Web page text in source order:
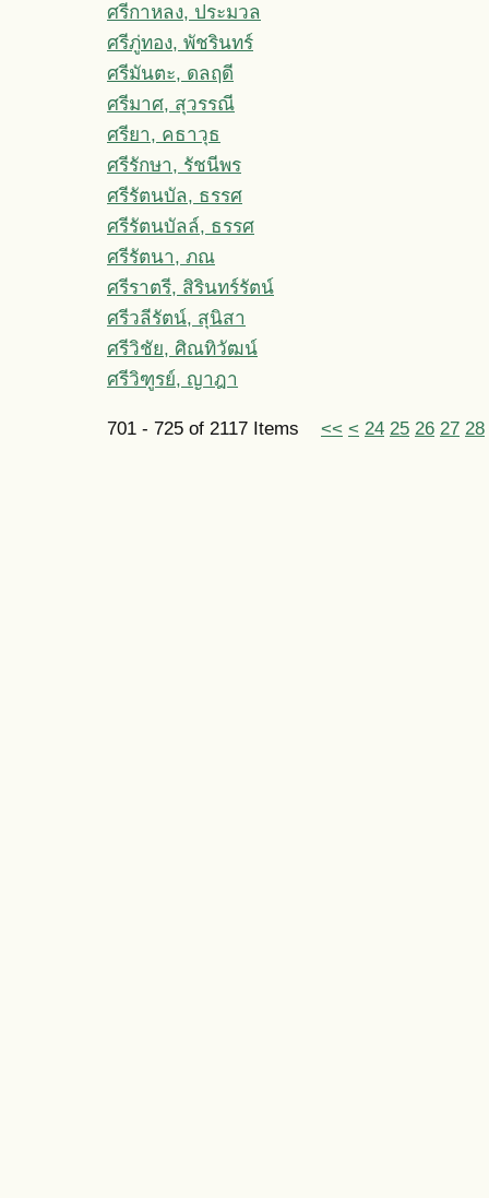
ศรีกาหลง, ประมวล
ศรีภู่ทอง, พัชรินทร์
ศรีมันตะ, ดลฤดี
ศรีมาศ, สุวรรณี
ศรียา, คธาวุธ
ศรีรักษา, รัชนีพร
ศรีรัตนบัล, ธรรศ
ศรีรัตนบัลล์, ธรรศ
ศรีรัตนา, ภณ
ศรีราตรี, สิรินทร์รัตน์
ศรีวลีรัตน์, สุนิสา
ศรีวิชัย, ศิณทิวัฒน์
ศรีวิฑูรย์, ญาฎา
701 - 725 of 2117 Items << < 24 25 26 27 28